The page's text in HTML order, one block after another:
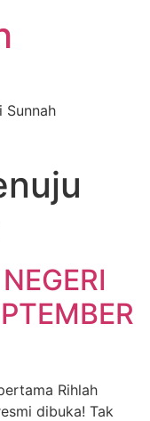
Sunnah
Rihlah
dibuka! Tak